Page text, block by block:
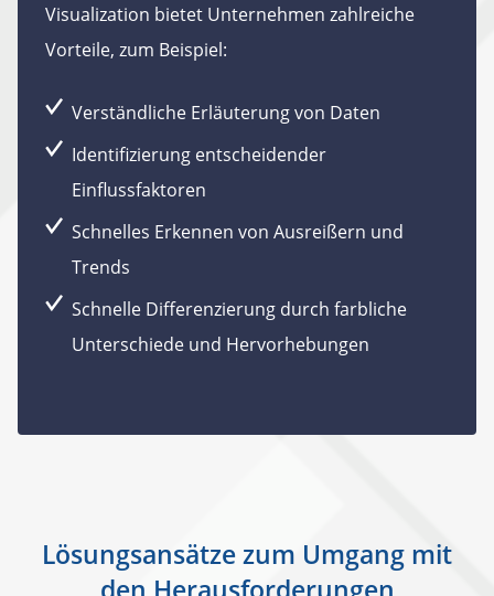
Visualization bietet Unternehmen zahlreiche
Vorteile, zum Beispiel:
Verständliche Erläuterung von Daten
Identifizierung entscheidender
Einflussfaktoren
Schnelles Erkennen von Ausreißern und
Trends
Schnelle Differenzierung durch farbliche
Unterschiede und Hervorhebungen
Lösungsansätze zum Umgang mit